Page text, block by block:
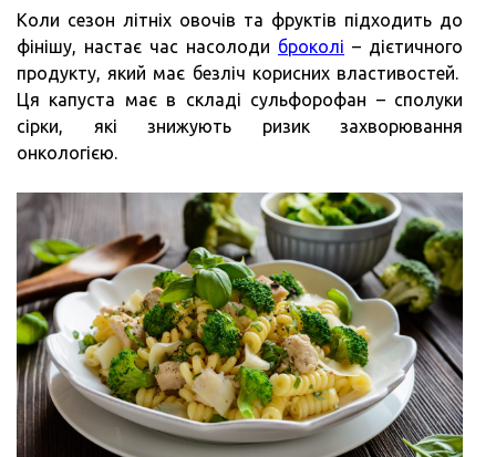
Коли сезон літніх овочів та фруктів підходить до
фінішу, настає час насолоди броколі – дієтичного
продукту, який має безліч корисних властивостей.
Ця капуста має в складі сульфорофан – сполуки
сірки, які знижують ризик захворювання
онкологією.